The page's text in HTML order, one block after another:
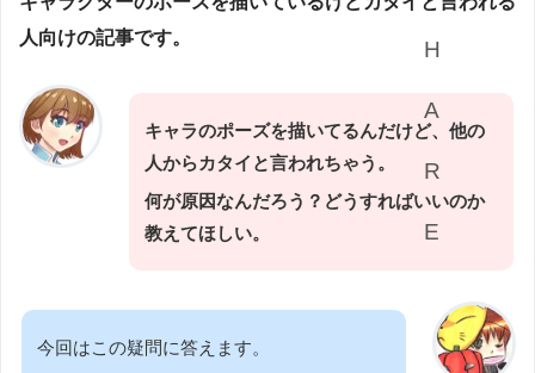
人向けの記事です。
キャラのポーズを描いてるんだけど、他の
人からカタイと言われちゃう。
何が原因なんだろう？どうすればいいのか
教えてほしい。
今回はこの疑問に答えます。